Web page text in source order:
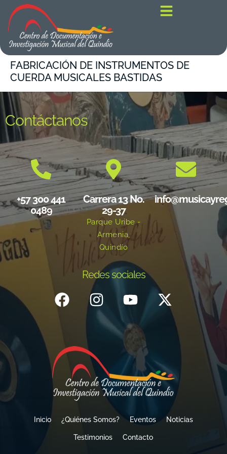
contenido
FABRICACIÓN DE INSTRUMENTOS DE
CUERDA MUSICALES BASTIDAS
Contáctanos
+57 300 441
0489
Carrera 13 No.
29-37
Parque Uribe -
Armenia,
Quindío
Redes sociales
Inicio ¿Quiénes Somos? Eventos Noticias
Testimonios Contacto